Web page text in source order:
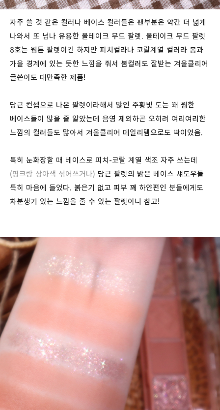
자주 쓸 것 같은 컬러나 베이스 컬러들은 팬부분은 약간 더 넓게
나와서 또 넘나 유용한 올테이크 무드 팔렛. 올테이크 무드 팔렛
8호는 웜톤 팔렛이긴 하지만 피치컬라나 코랄계열 컬러라 봄과
가을 경계에 있는 듯한 느낌을 줘서 봄컬러도 잘받는 겨울클리어
글쓴이도 대만족한 제품!
당근 컨셉으로 나온 팔렛이라해서 많인 주황빛 도는 꽤 웜한
베이스들이 많을 줄 알았는데 음영 제외하곤 오히려 여리여리한
느낌의 컬러들도 많아서 겨울클리어 데일리템으로도 딱이었음.
특히 눈화장할 때 베이스로 피치-코랄 계열 색조 자주 쓰는데
(핑크랑 상아색 섞어쓰거나) 당근 팔렛의 밝은 베이스 섀도우들
특히 마음에 들었다. 붉은기 없고 피부 꽤 하얀편인 분들에게도
차분생기 있는 느낌을 줄 수 있는 팔렛이니 참고!